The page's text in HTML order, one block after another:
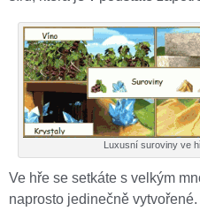
Luxusní suroviny ve
Ve hře se setkáte s velkým
naprosto jedinečně